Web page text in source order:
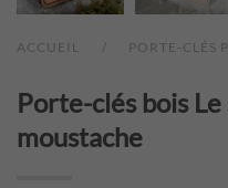
ACCUEIL PORTE-CLÉS
Porte-clés bois
moustache